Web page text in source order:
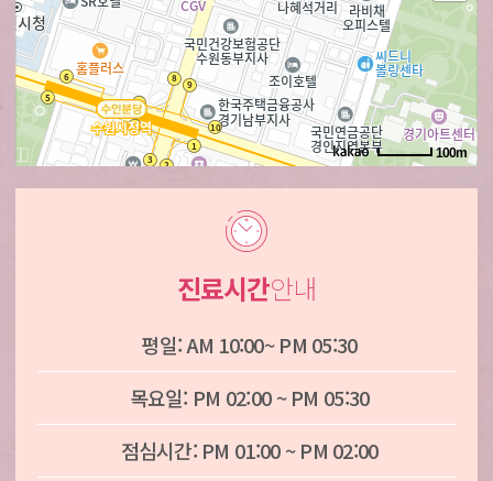
100m
로드뷰 길찾기 지도 크게 보기
진료시간안내
평일: AM 10:00~ PM 05:30
목요일: PM 02:00 ~ PM 05:30
점심시간: PM 01:00 ~ PM 02:00